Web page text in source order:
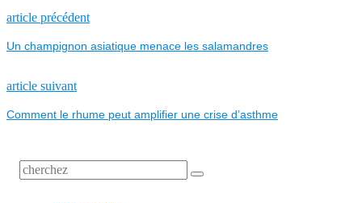
NAVIGATION
DE
L’ARTICLE
article précédentPrevious
Un champignon asiatique menace les salamandres
article suivantNext
Comment le rhume peut amplifier une crise d’asthme